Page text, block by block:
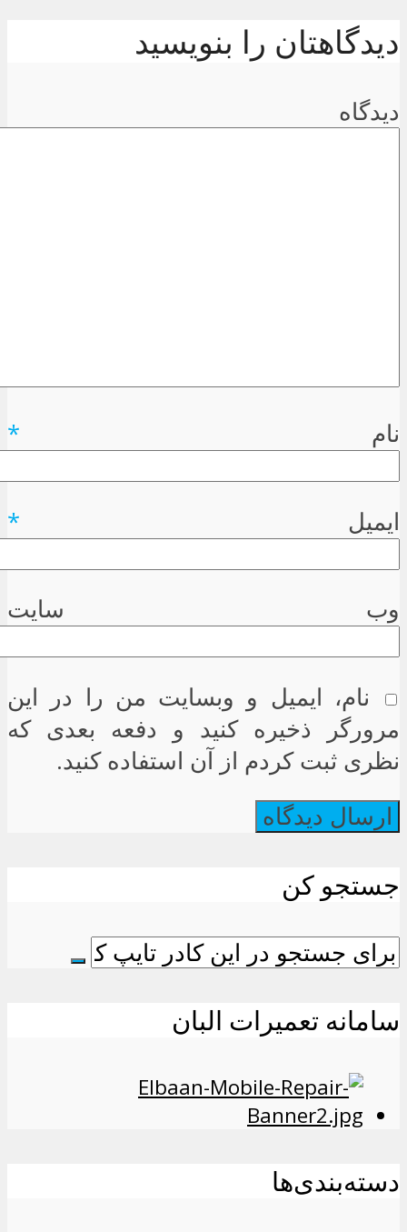
دیدگاهتان را بنویسید
دیدگاه
نام *
ایمیل *
وب سایت
نام، ایمیل و وبسایت من را در این
مرورگر ذخیره کنید و دفعه بعدی که
نظری ثبت کردم از آن استفاده کنید.
جستجو کن
سامانه تعمیرات البان
دسته‌بندی‌ها